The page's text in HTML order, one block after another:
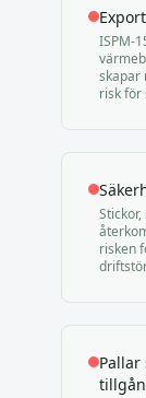
ISPM-
skapar
risk för
risken